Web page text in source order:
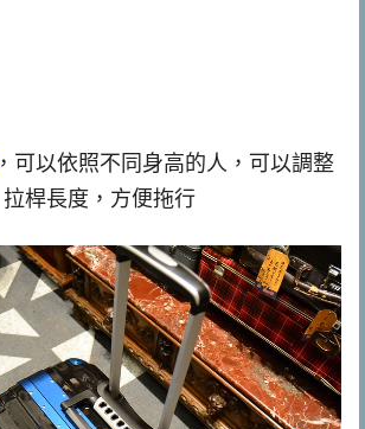
，可以依照不同身高的人，可以調整
拉桿長度，方便拖行